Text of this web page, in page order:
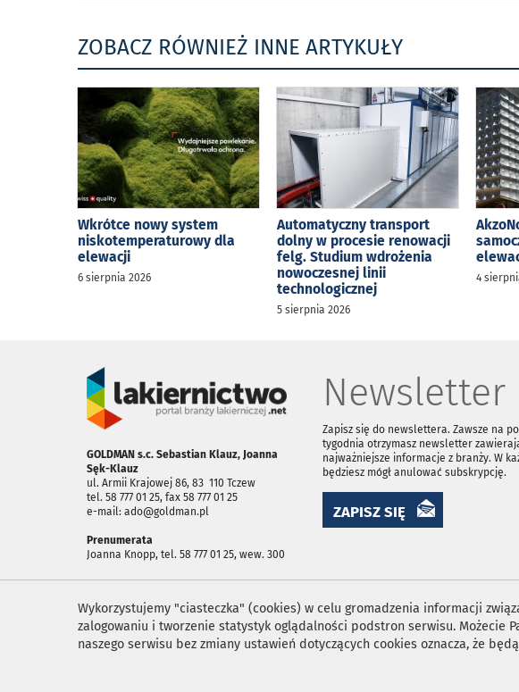
ZOBACZ RÓWNIEŻ INNE ARTYKUŁY
Wkrótce nowy system
niskotemperaturowy dla
elewacji
6 sierpnia 2026
Automatyczny transport
dolny w procesie renowacji
felg. Studium wdrożenia
nowoczesnej linii
technologicznej
5 sierpnia 2026
4
GOLDMAN s.c. Sebastian Klauz, Joanna
Sęk-Klauz
ul. Armii Krajowej 86, 83 ­ 110 Tczew
tel. 58 777 01 25, fax 58 777 01 25
e-mail: ado@goldman.pl
Prenumerata
Joanna Knopp, tel. 58 777 01 25, wew. 300
Newsletter
Zapisz się do newslettera. Zawsze na
tygodnia otrzymasz newsletter
najważniejsze informacje z branży. W
będziesz mógł anulować subskrypcję.
ZAPISZ SIĘ
Wykorzystujemy "ciasteczka" (cookies) w celu gromadzenia informacji
zalogowaniu i tworzenie statystyk oglądalności podstron serwisu. Możecie
naszego serwisu bez zmiany ustawień dotyczących cookies oznacza, że